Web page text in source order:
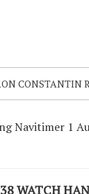
CONSTANTIN
Navitimer 1
WATCH